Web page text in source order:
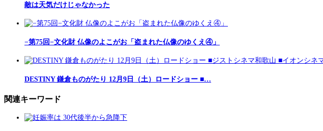
敵は天気だけじゃなかった
−第75回−文化財 仏像のよこがお「盗まれた仏像のゆくえ④」
DESTINY 鎌倉ものがたり 12月9日（土）ロードショー ■…
関連キーワード